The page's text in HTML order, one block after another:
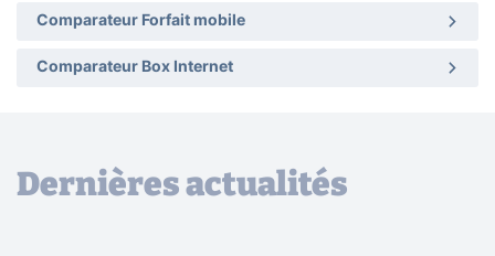
Comparateur Forfait mobile
Comparateur Box Internet
Dernières actualités